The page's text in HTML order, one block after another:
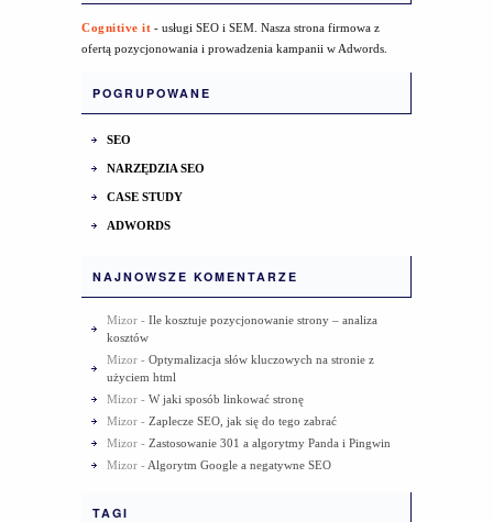
Cognitive it - usługi SEO i SEM. Nasza strona firmowa z
ofertą pozycjonowania i prowadzenia kampanii w Adwords.
POGRUPOWANE
SEO
NARZĘDZIA SEO
CASE STUDY
ADWORDS
NAJNOWSZE KOMENTARZE
Mizor - Ile kosztuje pozycjonowanie strony – analiza
kosztów
Mizor - Optymalizacja słów kluczowych na stronie z
użyciem html
Mizor - W jaki sposób linkować stronę
Mizor - Zaplecze SEO, jak się do tego zabrać
Mizor - Zastosowanie 301 a algorytmy Panda i Pingwin
Mizor - Algorytm Google a negatywne SEO
TAGI